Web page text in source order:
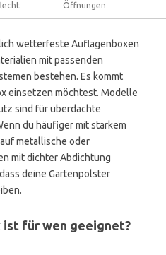
Öffnungen
wetterfeste Auflagenboxen
mit passenden
bestehen. Es kommt
einsetzen möchtest. Modelle
sind für überdachte
du häufiger mit starkem
metallische oder
mit dichter Abdichtung
deine Gartenpolster
für wen geeignet?